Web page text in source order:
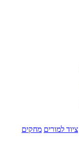
ציוד למורים מחקים